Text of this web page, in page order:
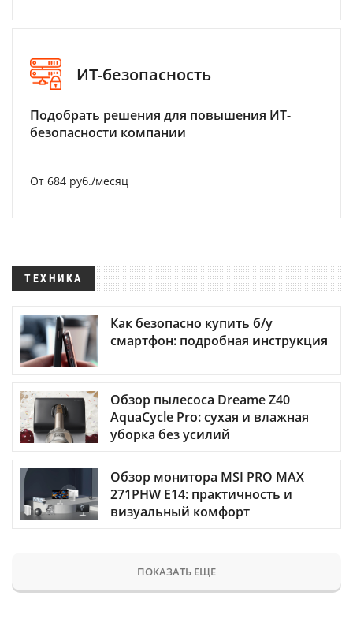
ИТ-безопасность
Подобрать решения для повышения ИТ-
безопасности компании
От 684 руб./месяц
ТЕХНИКА
Как безопасно купить б/у
смартфон: подробная инструкция
Обзор пылесоса Dreame Z40
AquaCycle Pro: сухая и влажная
уборка без усилий
Обзор монитора MSI PRO MAX
271PHW E14: практичность и
визуальный комфорт
ПОКАЗАТЬ ЕЩЕ